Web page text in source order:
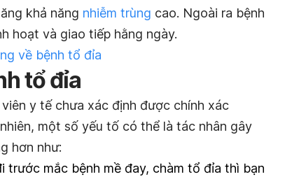
khả năng nhiễm trùng cao. Ngoài ra bệnh
hoạt và giao tiếp hằng ngày.
về bệnh tổ đỉa
tổ đỉa
y tế chưa xác định được chính xác
một số yếu tố có thể là tác nhân gây
hơn như:
trước mắc bệnh mề đay, chàm tổ đỉa thì bạn